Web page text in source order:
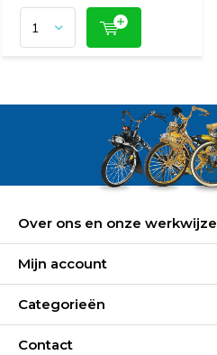
Over ons en onze werkwijze
Mijn account
Categorieën
Contact